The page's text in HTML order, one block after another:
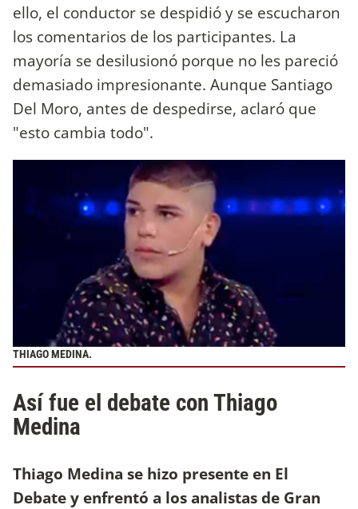
ello, el conductor se despidió y se escucharon
los comentarios de los participantes. La
mayoría se desilusionó porque no les pareció
demasiado impresionante. Aunque Santiago
Del Moro, antes de despedirse, aclaró que
"esto cambia todo".
THIAGO MEDINA.
Así fue el debate con Thiago
Medina
Thiago Medina se hizo presente en El
Debate y enfrentó a los analistas de Gran